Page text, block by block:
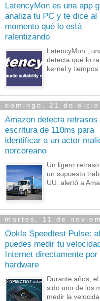
LatencyMon es una app
analiza tu PC y te dice al
momento qué lo está
ralentizando
LatencyMon ,
detecta qué lo
kernel y tiempos
domingo, 21 de
Amazon detecta retrasos
escritura de 110ms para
identificar a un actor
norcoreano
Un ligero
un supuesto
UU. alertó a
martes, 11 de
Ookla Speedtest Pulse:
puedes medir tu
Internet directamente por
hardware
Durante años,
sido uno de los
medir la